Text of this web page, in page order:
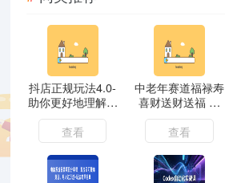
抖店正规玩法4.0-
助你更好地理解和
应对电商抖店的运
营（更新）
查看
中老年赛道福禄寿
喜财送财送福 每
日轻松十分钟 月
赚米1W+ 抓紧
冲！退休金主最爱
查看